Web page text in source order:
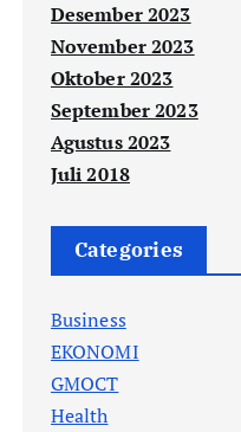
Desember 2023
November 2023
Oktober 2023
September 2023
Agustus 2023
Juli 2018
Categories
Business
EKONOMI
GMOCT
Health